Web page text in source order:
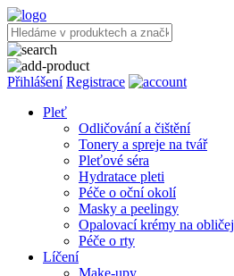
Přihlášení Registrace
Pleť
Odličování a čištění
Tonery a spreje na tvář
Pleťové séra
Hydratace pleti
Péče o oční okolí
Masky a peelingy
Opalovací krémy na obličej
Péče o rty
Líčení
Make-upy